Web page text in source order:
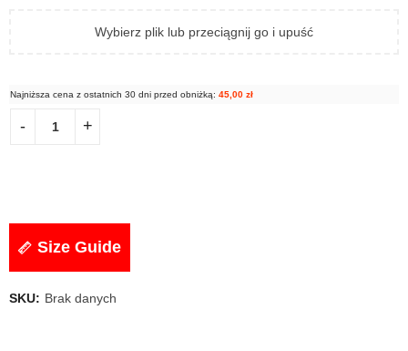
Wybierz plik lub przeciągnij go i upuść
Najniższa cena z ostatnich 30 dni przed obniżką: 45,00 zł
Size Guide
SKU: Brak danych